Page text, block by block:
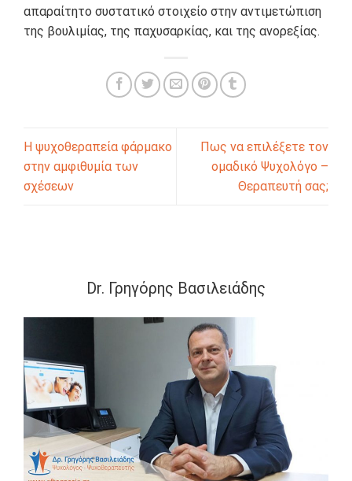
απαραίτητο συστατικό στοιχείο στην αντιμετώπιση
της βουλιμίας, της παχυσαρκίας, και της ανορεξίας.
Η ψυχοθεραπεία φάρμακο
στην αμφιθυμία των
σχέσεων
Πως να επιλέξετε τον
ομαδικό Ψυχολόγο –
Θεραπευτή σας;
Dr. Γρηγόρης Βασιλειάδης